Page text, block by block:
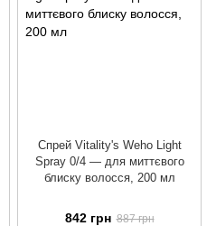
Спрей Vitality's Weho Light
Spray 0/4 — для миттєвого
блиску волосся, 200 мл
842 грн 887 грн